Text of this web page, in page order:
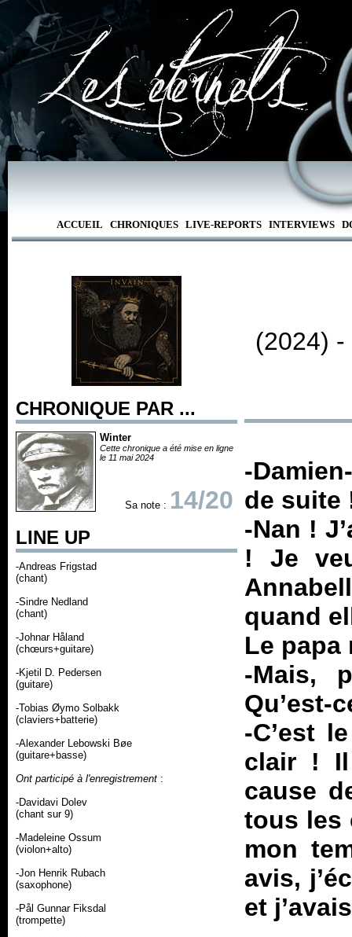
ACCUEIL CHRONIQUES LIVE-REPORTS INTERVIEWS
CHRONIQUE PAR ...
Winter
Cette chronique a été mise en ligne
le 11 mai 2024
Sa note : 14/20
LINE UP
-Andreas Frigstad
(chant)
-Sindre Nedland
(chant)
-Johnar Håland
(chœurs+guitare)
-Kjetil D. Pedersen
(guitare)
-Tobias Øymo Solbakk
(claviers+batterie)
-Alexander Lebowski Bøe
(guitare+basse)
Ont participé à l'enregistrement :
-Davidavi Dolev
(chant sur 9)
-Madeleine Ossum
(violon+alto)
-Jon Henrik Rubach
(saxophone)
-Pål Gunnar Fiksdal
(trompette)
(2024) -
-
de suite
-Nan !
! Je
quand
Le papa
-Mais,
Qu’est-
-C’est
clair ! Il
cause
tous les
mon
avis,
et